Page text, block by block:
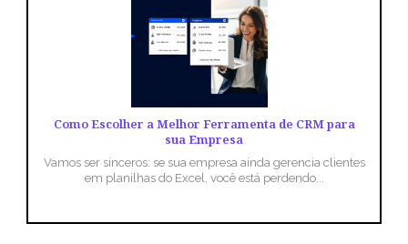
Como Escolher a Melhor Ferramenta de CRM para
sua Empresa
Vamos ser sinceros: se sua empresa ainda gerencia clientes
em planilhas do Excel, você está perdendo...